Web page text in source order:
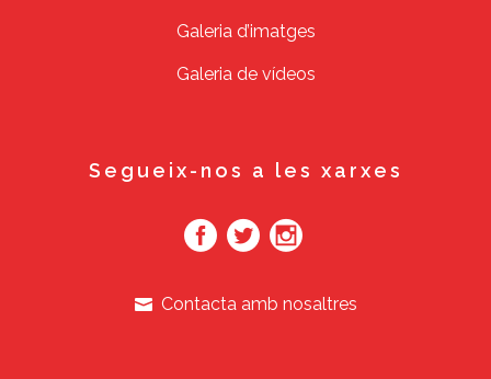
Galeria d’imatges
Galeria de vídeos
Segueix-nos a les xarxes
Contacta amb nosaltres